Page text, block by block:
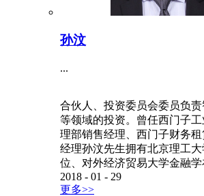
孙汶
...
合伙人、投资委员会委员负
等领域的投资。曾任西门子
理部销售经理、西门子财务
经理孙汶先生拥有北京理工
位、对外经济贸易大学金融
2018 - 01 - 29
更多>>